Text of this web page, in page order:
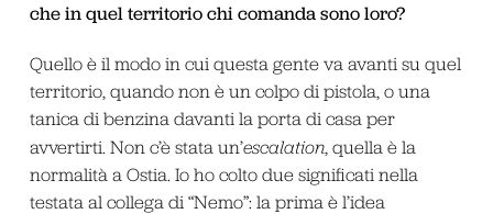
che in quel territorio chi comanda sono loro?
Quello è il modo in cui questa gente va avanti su quel
territorio, quando non è un colpo di pistola, o una
tanica di benzina davanti la porta di casa per
avvertirti. Non c’è stata un’escalation, quella è la
normalità a Ostia. Io ho colto due significati nella
testata al collega di “Nemo”: la prima è l’idea